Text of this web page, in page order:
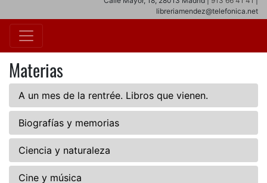
libreriamendez@telefonica.net
Materias
A un mes de la rentrée. Libros que vienen.
Biografías y memorias
Ciencia y naturaleza
Cine y música